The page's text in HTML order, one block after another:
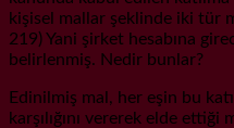
kişisel mallar şeklinde iki tür
219) Yani şirket hesabına
belirlenmiş. Nedir bunlar?
Edinilmiş mal, her eşin bu
karşılığını vererek elde ettiği